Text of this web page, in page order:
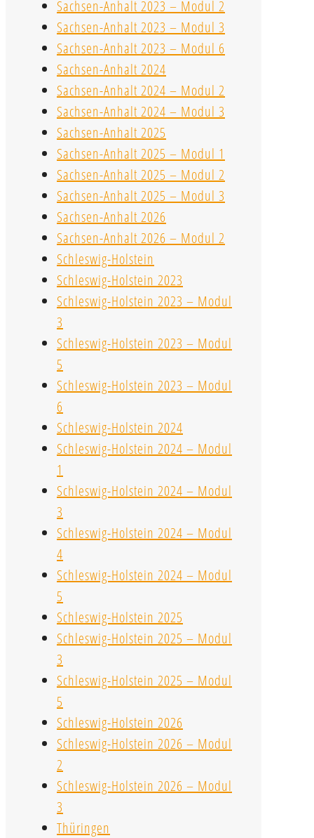
Sachsen-Anhalt 2023 – Modul 2
Sachsen-Anhalt 2023 – Modul 3
Sachsen-Anhalt 2023 – Modul 6
Sachsen-Anhalt 2024
Sachsen-Anhalt 2024 – Modul 2
Sachsen-Anhalt 2024 – Modul 3
Sachsen-Anhalt 2025
Sachsen-Anhalt 2025 – Modul 1
Sachsen-Anhalt 2025 – Modul 2
Sachsen-Anhalt 2025 – Modul 3
Sachsen-Anhalt 2026
Sachsen-Anhalt 2026 – Modul 2
Schleswig-Holstein
Schleswig-Holstein 2023
Schleswig-Holstein 2023 – Modul
3
Schleswig-Holstein 2023 – Modul
5
Schleswig-Holstein 2023 – Modul
6
Schleswig-Holstein 2024
Schleswig-Holstein 2024 – Modul
1
Schleswig-Holstein 2024 – Modul
3
Schleswig-Holstein 2024 – Modul
4
Schleswig-Holstein 2024 – Modul
5
Schleswig-Holstein 2025
Schleswig-Holstein 2025 – Modul
3
Schleswig-Holstein 2025 – Modul
5
Schleswig-Holstein 2026
Schleswig-Holstein 2026 – Modul
2
Schleswig-Holstein 2026 – Modul
3
Thüringen